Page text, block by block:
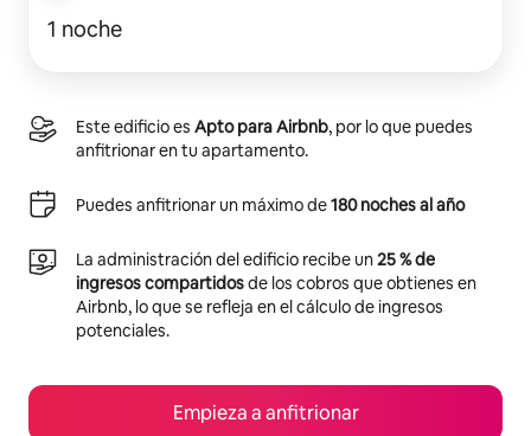
1 noche
Este edificio es Apto para Airbnb, por lo que puedes
anfitrionar en tu apartamento.
Puedes anfitrionar un máximo de180 noches al año
La administración del edificio recibe un25 % de
ingresos compartidosde los cobros que obtienes en
Airbnb, lo que se refleja en el cálculo de ingresos
potenciales.
Empieza a anfitrionar